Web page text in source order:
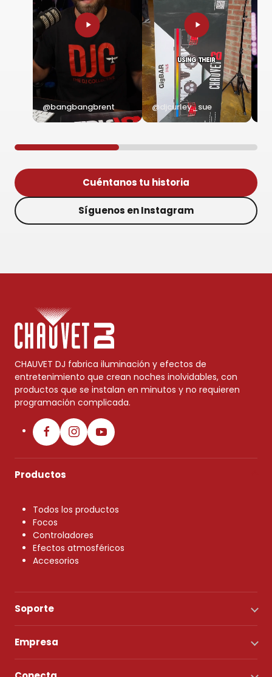
@bangbangbrent @djcurley_sue
Cuéntanos tu historia
Síguenos en Instagram
CHAUVET DJ fabrica iluminación y efectos de
entretenimiento que crean noches inolvidables, con
productos que se instalan en minutos y no requieren
programación complicada.
Productos
Todos los productos
Focos
Controladores
Efectos atmosféricos
Accesorios
Soporte
Empresa